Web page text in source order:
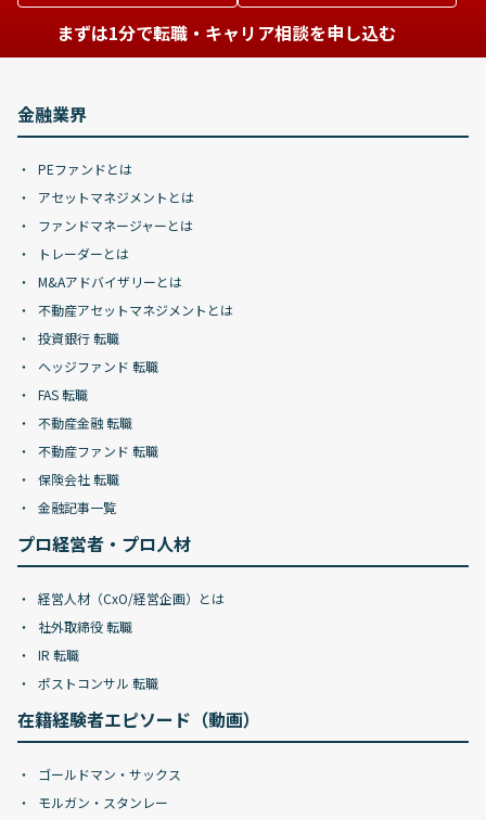
まずは1分で転職・キャリア相談を申し込む
金融業界
PEファンドとは
アセットマネジメントとは
ファンドマネージャーとは
トレーダーとは
M&Aアドバイザリーとは
不動産アセットマネジメントとは
投資銀行 転職
ヘッジファンド 転職
FAS 転職
不動産金融 転職
不動産ファンド 転職
保険会社 転職
金融記事一覧
プロ経営者・プロ人材
経営人材（CxO/経営企画）とは
社外取締役 転職
IR 転職
ポストコンサル 転職
在籍経験者エピソード（動画）
ゴールドマン・サックス
モルガン・スタンレー